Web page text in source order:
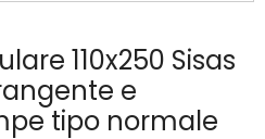
110x250 Sisas
e
tipo normale